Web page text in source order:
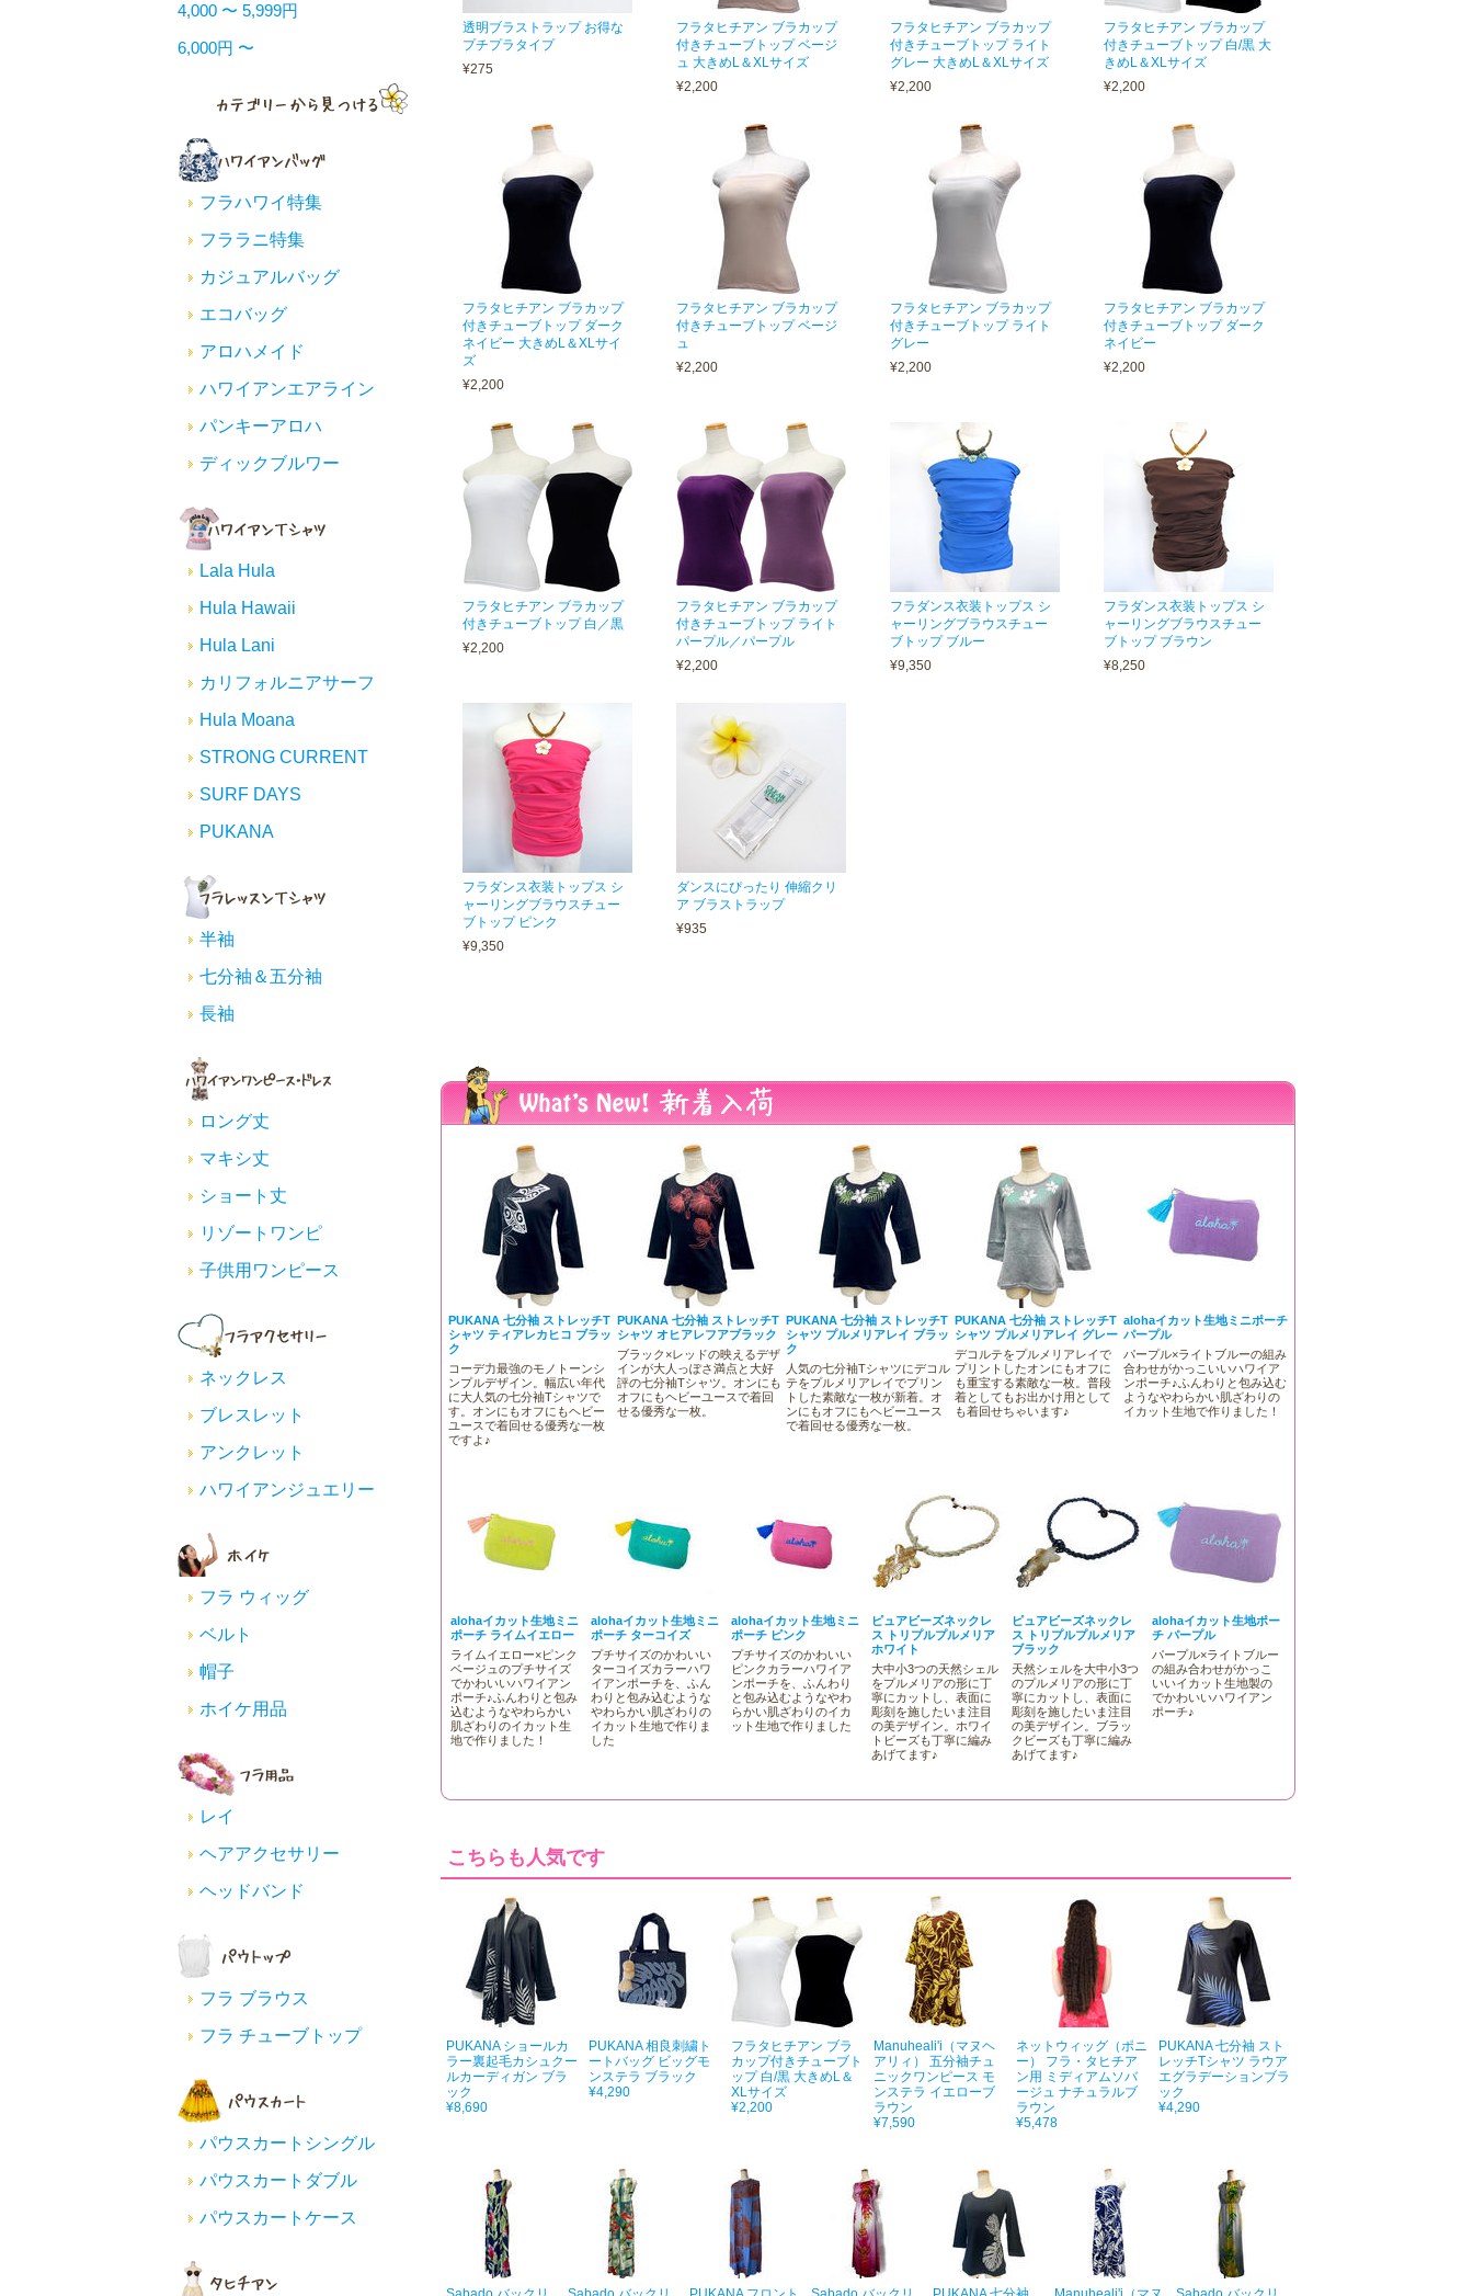
透明ブラストラップ お得な
プチプラタイプ
¥275
フラタヒチアン ブラカップ
付きチューブトップ ベージ
ュ 大きめL＆XLサイズ
¥2,200
フラタヒチアン ブラカップ
付きチューブトップ ライト
グレー 大きめL＆XLサイズ
¥2,200
フラタヒチアン ブラカップ
付きチューブトップ 白/黒 大
きめL＆XLサイズ
¥2,200
フラタヒチアン ブラカップ
付きチューブトップ ダーク
ネイビー 大きめL＆XLサイ
ズ
¥2,200
フラタヒチアン ブラカップ
付きチューブトップ ベージ
ュ
¥2,200
フラタヒチアン ブラカップ
付きチューブトップ ライト
グレー
¥2,200
フラタヒチアン ブラカップ
付きチューブトップ ダーク
ネイビー
¥2,200
フラタヒチアン ブラカップ
付きチューブトップ 白／黒
¥2,200
フラタヒチアン ブラカップ
付きチューブトップ ライト
パープル／パープル
¥2,200
フラダンス衣装トップス シ
ャーリングブラウスチュー
ブトップ ブルー
¥9,350
フラダンス衣装トップス シ
ャーリングブラウスチュー
ブトップ ブラウン
¥8,250
フラダンス衣装トップス シ
ャーリングブラウスチュー
ブトップ ピンク
¥9,350
ダンスにぴったり 伸縮クリ
ア ブラストラップ
¥935
PUKANA 七分袖 ストレッチT
シャツ ティアレカヒコ ブラッ
ク
コーデ力最強のモノトーンシ
ンプルデザイン。幅広い年代
に大人気の七分袖Tシャツで
す。オンにもオフにもヘビー
ユースで着回せる優秀な一枚
ですよ♪
PUKANA 七分袖 ストレッチT
シャツ オヒアレフアブラック
ブラック×レッドの映えるデザ
インが大人っぽさ満点と大好
評の七分袖Tシャツ。オンにも
オフにもヘビーユースで着回
せる優秀な一枚。
PUKANA 七分袖 ストレッチT
シャツ プルメリアレイ ブラッ
ク
人気の七分袖Tシャツにデコル
テをプルメリアレイでプリン
トした素敵な一枚が新着。オ
ンにもオフにもヘビーユース
で着回せる優秀な一枚。
PUKANA 七分袖 ストレッチT
シャツ プルメリアレイ グレー
デコルテをプルメリアレイで
プリントしたオンにもオフに
も重宝する素敵な一枚。普段
着としてもお出かけ用として
も着回せちゃいます♪
alohaイカット生地ミニポーチ
パープル
パープル×ライトブルーの組み
合わせがかっこいいハワイア
ンポーチ♪ふんわりと包み込む
ようなやわらかい肌ざわりの
イカット生地で作りました！
alohaイカット生地ミニ
ポーチ ライムイエロー
ライムイエロー×ピンク
ベージュのプチサイズ
でかわいいハワイアン
ポーチ♪ふんわりと包み
込むようなやわらかい
肌ざわりのイカット生
地で作りました！
alohaイカット生地ミニ
ポーチ ターコイズ
プチサイズのかわいい
ターコイズカラーハワ
イアンポーチを、ふん
わりと包み込むような
やわらかい肌ざわりの
イカット生地で作りま
した
alohaイカット生地ミニ
ポーチ ピンク
プチサイズのかわいい
ピンクカラーハワイア
ンポーチを、ふんわり
と包み込むようなやわ
らかい肌ざわりのイカ
ット生地で作りました
ピュアビーズネックレ
ス トリプルプルメリア
ホワイト
大中小3つの天然シェル
をプルメリアの形に丁
寧にカットし、表面に
彫刻を施したいま注目
の美デザイン。ホワイ
トビーズも丁寧に編み
あげてます♪
ピュアビーズネックレ
ス トリプルプルメリア
ブラック
天然シェルを大中小3つ
のプルメリアの形に丁
寧にカットし、表面に
彫刻を施したいま注目
の美デザイン。ブラッ
クビーズも丁寧に編み
あげてます♪
alohaイカット生地ポー
チ パープル
パープル×ライトブルー
の組み合わせがかっこ
いいイカット生地製の
でかわいいハワイアン
ポーチ♪
こちらも人気です
PUKANA ショールカ
ラー裏起毛カシュクー
ルカーディガン ブラ
ック
¥8,690
PUKANA 相良刺繍ト
ートバッグ ビッグモ
ンステラ ブラック
¥4,290
フラタヒチアン ブラ
カップ付きチューブト
ップ 白/黒 大きめL＆
XLサイズ
¥2,200
Manuheali'i（マヌヘ
アリィ） 五分袖チュ
ニックワンピース モ
ンステラ イエローブ
ラウン
¥7,590
ネットウィッグ（ポニ
ー） フラ・タヒチア
ン用 ミディアムソバ
ージュ ナチュラルブ
ラウン
¥5,478
PUKANA 七分袖 スト
レッチTシャツ ラウア
エグラデーションブラ
ック
¥4,290
4,000 〜 5,999円
6,000円 〜
フラハワイ特集
フララニ特集
カジュアルバッグ
エコバッグ
アロハメイド
ハワイアンエアライン
パンキーアロハ
ディックブルワー
Lala Hula
Hula Hawaii
Hula Lani
カリフォルニアサーフ
Hula Moana
STRONG CURRENT
SURF DAYS
PUKANA
半袖
七分袖＆五分袖
長袖
ロング丈
マキシ丈
ショート丈
リゾートワンピ
子供用ワンピース
ネックレス
ブレスレット
アンクレット
ハワイアンジュエリー
フラ ウィッグ
ベルト
帽子
ホイケ用品
レイ
ヘアアクセサリー
ヘッドバンド
フラ ブラウス
フラ チューブトップ
パウスカートシングル
パウスカートダブル
パウスカートケース